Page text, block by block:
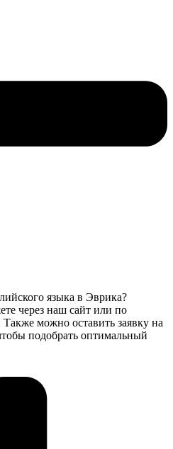
языка в Эврика?
через наш сайт или по
можно оставить заявку на
подобрать оптимальный